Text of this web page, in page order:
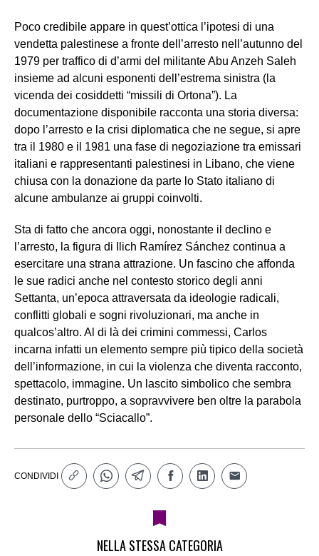
Poco credibile appare in quest’ottica l’ipotesi di una
vendetta palestinese a fronte dell’arresto nell’autunno del
1979 per traffico di d’armi del militante Abu Anzeh Saleh
insieme ad alcuni esponenti dell’estrema sinistra (la
vicenda dei cosiddetti “missili di Ortona”). La
documentazione disponibile racconta una storia diversa:
dopo l’arresto e la crisi diplomatica che ne segue, si apre
tra il 1980 e il 1981 una fase di negoziazione tra emissari
italiani e rappresentanti palestinesi in Libano, che viene
chiusa con la donazione da parte lo Stato italiano di
alcune ambulanze ai gruppi coinvolti.
Sta di fatto che ancora oggi, nonostante il declino e
l’arresto, la figura di Ilich Ramírez Sánchez continua a
esercitare una strana attrazione. Un fascino che affonda
le sue radici anche nel contesto storico degli anni
Settanta, un’epoca attraversata da ideologie radicali,
conflitti globali e sogni rivoluzionari, ma anche in
qualcos’altro. Al di là dei crimini commessi, Carlos
incarna infatti un elemento sempre più tipico della società
dell’informazione, in cui la violenza che diventa racconto,
spettacolo, immagine. Un lascito simbolico che sembra
destinato, purtroppo, a sopravvivere ben oltre la parabola
personale dello “Sciacallo”.
CONDIVIDI
NELLA STESSA CATEGORIA